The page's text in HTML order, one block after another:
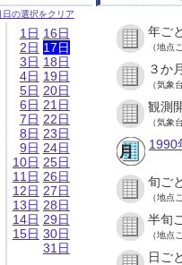
日の選択をクリア
1日
2日
3日
4日
5日
6日
7日
8日
9日
10日
11日
12日
13日
14日
15日
16日
17日
18日
19日
20日
21日
22日
23日
24日
25日
26日
27日
28日
29日
30日
31日
年ご
（地点
３か
（気象
観測
（気象
1990
旬ご
（地点
半旬
（地点
日ご